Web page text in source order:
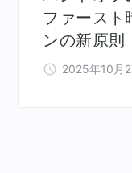
ファースト
ンの新原則
2025年10月